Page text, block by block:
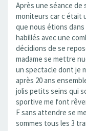
Après une séance
moniteurs car c était
que nous étions
habillés avec une
décidions de se
madame se mettre
un spectacle dont je
après 20 ans
jolis petits seins qui
sportive me font
F sans attendre se
sommes tous les 3